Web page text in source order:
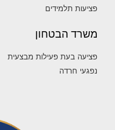
פציעות תלמידים
משרד הבטחון
פציעה בעת פעילות מבצעית
נפגעי חרדה